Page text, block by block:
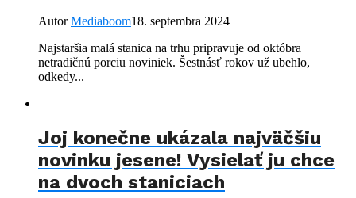
AutorMediaboom18. septembra 2024
Najstaršia malá stanica na trhu pripravuje od októbra
netradičnú porciu noviniek. Šestnásť rokov už ubehlo,
odkedy...
Joj konečne ukázala najväčšiu
novinku jesene! Vysielať ju chce
na dvoch staniciach